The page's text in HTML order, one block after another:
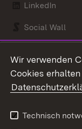
LinkedIn
Social Wall
Kontakt
Wir verwenden
Cookies
Technisch